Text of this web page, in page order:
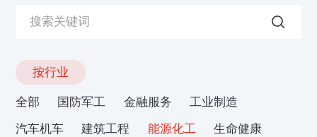
按行业
全部 国防军工 金融服务
工业制造
汽车机车
建筑工程 能源化工
生命健康